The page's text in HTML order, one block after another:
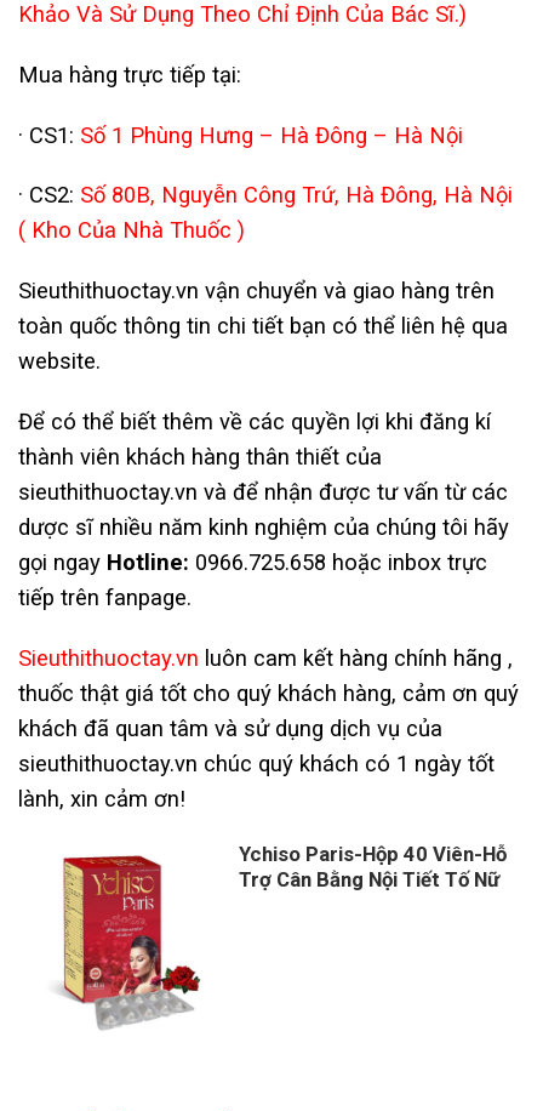
Khảo Và Sử Dụng Theo Chỉ Định Của Bác Sĩ.)
Mua hàng trực tiếp tại:
· CS1: Số 1 Phùng Hưng – Hà Đông – Hà Nội
· CS2: Số 80B, Nguyễn Công Trứ, Hà Đông, Hà Nội
( Kho Của Nhà Thuốc )
Sieuthithuoctay.vn vận chuyển và giao hàng trên
toàn quốc thông tin chi tiết bạn có thể liên hệ qua
website.
Để có thể biết thêm về các quyền lợi khi đăng kí
thành viên khách hàng thân thiết của
sieuthithuoctay.vn và để nhận được tư vấn từ các
dược sĩ nhiều năm kinh nghiệm của chúng tôi hãy
gọi ngay Hotline: 0966.725.658 hoặc inbox trực
tiếp trên fanpage.
Sieuthithuoctay.vn luôn cam kết hàng chính hãng ,
thuốc thật giá tốt cho quý khách hàng, cảm ơn quý
khách đã quan tâm và sử dụng dịch vụ của
sieuthithuoctay.vn chúc quý khách có 1 ngày tốt
lành, xin cảm ơn!
Ychiso Paris-Hộp 40 Viên-Hỗ
Trợ Cân Bằng Nội Tiết Tố Nữ